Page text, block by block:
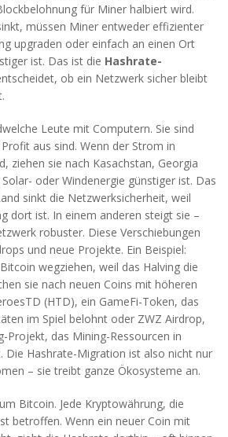
für Miner halbiert wird.
müssen Miner entweder effizienter
upgraden oder einfach an einen Ort
ist. Das ist die Hashrate-
ob ein Netzwerk sicher bleibt
Leute mit Computern. Sie sind
aus sind. Wenn der Strom in
ziehen sie nach Kasachstan, Georgia
oder Windenergie günstiger ist. Das
sinkt die Netzwerksicherheit, weil
dort ist. In einem anderen steigt sie –
robuster. Diese Verschiebungen
und neue Projekte. Ein Beispiel:
wegziehen, weil das Halving die
sie nach neuen Coins mit höheren
(HTD), ein GameFi-Token, das
im Spiel belohnt oder ZWZ Airdrop,
Projekt, das Mining-Ressourcen in
. Die Hashrate-Migration ist also nicht nur
– sie treibt ganze Ökosysteme an.
Bitcoin. Jede Kryptowährung, die
betroffen. Wenn ein neuer Coin mit